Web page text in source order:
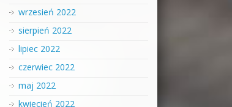
wrzesień 2022
sierpień 2022
lipiec 2022
czerwiec 2022
maj 2022
kwiecień 2022